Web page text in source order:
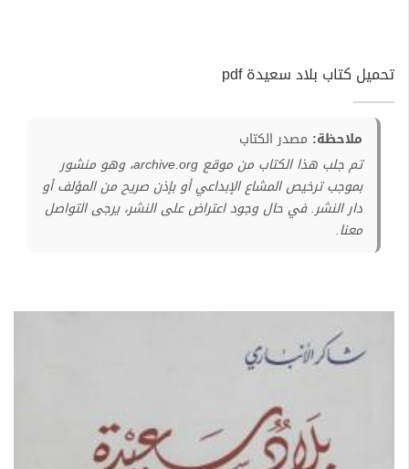
تحميل كتاب بلاد سعيدة pdf
ملاحظة: مصدر الكتاب
تم جلب هذا الكتاب من موقع archive.org، وهو منشور
بموجب ترخيص المشاع الإبداعي أو بإذن صريح من المؤلف أو
دار النشر. في حال وجود اعتراض على النشر، يرجى التواصل
معنا.